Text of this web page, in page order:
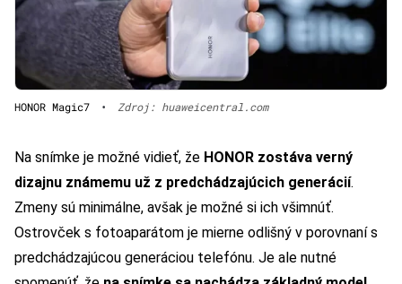
HONOR Magic7 • Zdroj: huaweicentral.com
Na snímke je možné vidieť, že HONOR zostáva verný
dizajnu známemu už z predchádzajúcich generácií.
Zmeny sú minimálne, avšak je možné si ich všimnúť.
Ostrovček s fotoaparátom je mierne odlišný v porovnaní s
predchádzajúcou generáciou telefónu. Je ale nutné